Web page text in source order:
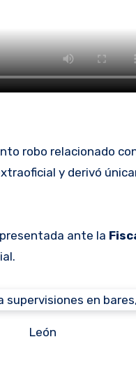
robo relacionado
y derivó
ante la
León